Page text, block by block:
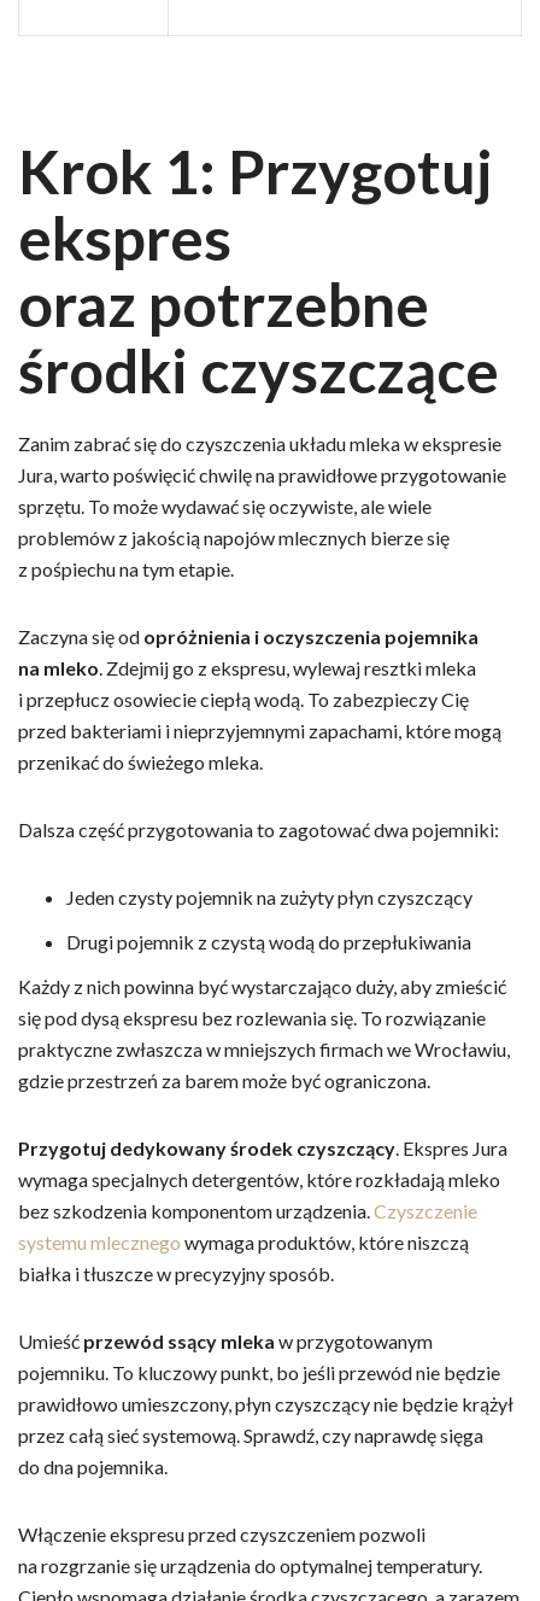
Krok 1: Przygotuj
ekspres
oraz potrzebne
środki czyszczące
Zanim zabrać się do czyszczenia układu mleka w ekspresie
Jura, warto poświęcić chwilę na prawidłowe przygotowanie
sprzętu. To może wydawać się oczywiste, ale wiele
problemów z jakością napojów mlecznych bierze się
z pośpiechu na tym etapie.
Zaczyna się od opróżnienia i oczyszczenia pojemnika
na mleko. Zdejmij go z ekspresu, wylewaj resztki mleka
i przepłucz osowiecie ciepłą wodą. To zabezpieczy Cię
przed bakteriami i nieprzyjemnymi zapachami, które mogą
przenikać do świeżego mleka.
Dalsza część przygotowania to zagotować dwa pojemniki:
Jeden czysty pojemnik na zużyty płyn czyszczący
Drugi pojemnik z czystą wodą do przepłukiwania
Każdy z nich powinna być wystarczająco duży, aby zmieścić
się pod dysą ekspresu bez rozlewania się. To rozwiązanie
praktyczne zwłaszcza w mniejszych firmach we Wrocławiu,
gdzie przestrzeń za barem może być ograniczona.
Przygotuj dedykowany środek czyszczący. Ekspres Jura
wymaga specjalnych detergentów, które rozkładają mleko
bez szkodzenia komponentom urządzenia.Czyszczenie
systemu mlecznego wymaga produktów, które niszczą
białka i tłuszcze w precyzyjny sposób.
Umieść przewód ssący mleka w przygotowanym
pojemniku. To kluczowy punkt, bo jeśli przewód nie będzie
prawidłowo umieszczony, płyn czyszczący nie będzie krążył
przez całą sieć systemową. Sprawdź, czy naprawdę sięga
do dna pojemnika.
Włączenie ekspresu przed czyszczeniem pozwoli
na rozgrzanie się urządzenia do optymalnej temperatury.